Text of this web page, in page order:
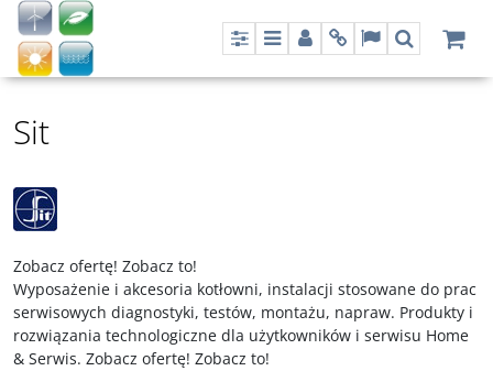
PanelMenuPanelInfoLangSzukaj
Sit
Zobacz ofertę! Zobacz to!
Wyposażenie i akcesoria kotłowni, instalacji stosowane do prac
serwisowych diagnostyki, testów, montażu, napraw. Produkty i
rozwiązania technologiczne dla użytkowników i serwisu Home
& Serwis. Zobacz ofertę! Zobacz to!